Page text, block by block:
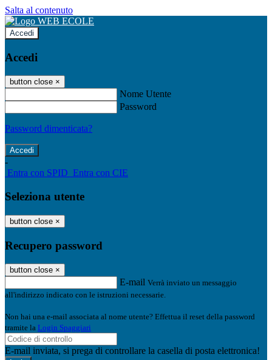
Salta al contenuto
Accedi
Accedi
button close ×
Nome Utente
Password
Password dimenticata?
-
Entra con SPID Entra con CIE
Seleziona utente
button close ×
Recupero password
button close ×
E-mail Verrà inviato un messaggio
all'indirizzo indicato con le istruzioni necessarie.
Non hai una e-mail associata al nome utente? Effettua il reset della password
tramite la Login Spaggiari
E-mail inviata, si prega di controllare la casella di posta elettronica!